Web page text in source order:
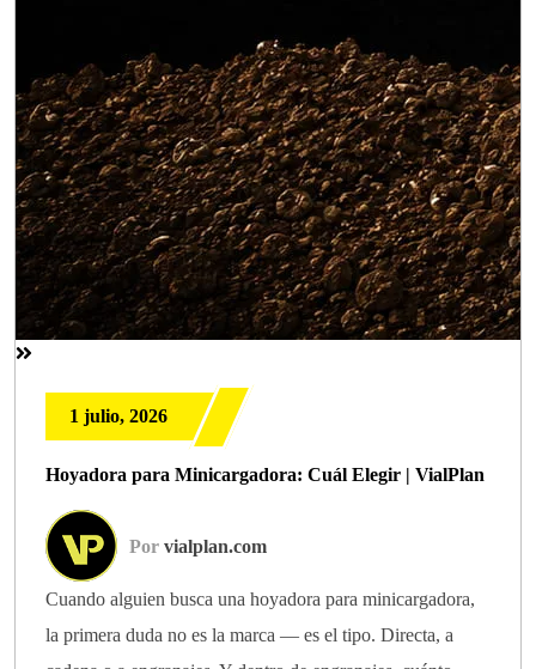
1 julio, 2026
Hoyadora para Minicargadora: Cuál Elegir | VialPlan
Por vialplan.com
Cuando alguien busca una hoyadora para minicargadora,
la primera duda no es la marca — es el tipo. Directa, a